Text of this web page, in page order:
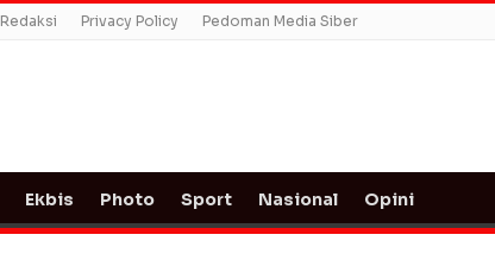
Redaksi Privacy Policy Pedoman Media Siber
Ekbis Photo Sport Nasional Opini